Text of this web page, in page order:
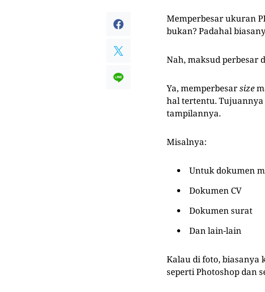
Memperbesar ukuran
bukan? Padahal
Nah, maksud perbesar
Ya, memperbesarsize
hal tertentu. Tujuannya
tampilannya.
Misalnya:
Untuk dokumen
Dokumen CV
Dokumen surat
Dan lain-lain
Kalau di foto, biasanya
seperti Photoshop dan